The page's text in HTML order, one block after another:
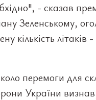
- сказав
Зеленському,
кількість
перемоги для
України